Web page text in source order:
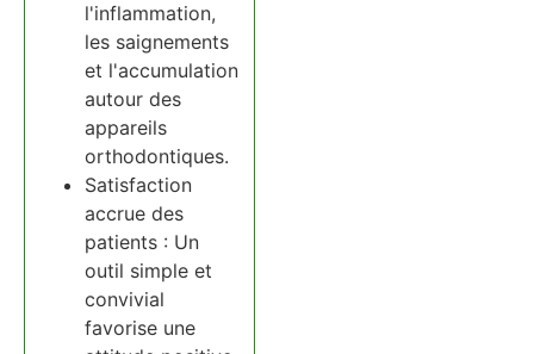
l'inflammation,
les saignements
et l'accumulation
autour des
appareils
orthodontiques.
Satisfaction
accrue des
patients : Un
outil simple et
convivial
favorise une